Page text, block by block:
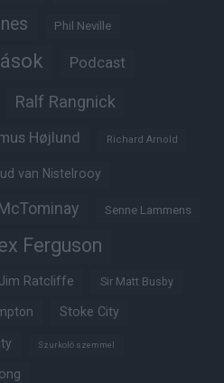
Phil Neville
Podcast
Ralf Rangnick
Højlund Richard Arnold
van Nistelrooy
Senne Lammens
Ferguson
Ratcliffe Sir Matt Busby
Stoke City
Szurkoló szemmel